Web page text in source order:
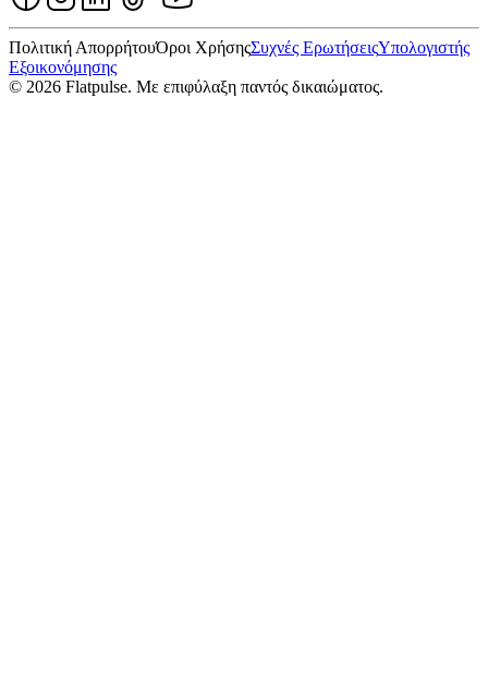
Πολιτική ΑπορρήτουΌροι ΧρήσηςΣυχνές ΕρωτήσειςΥπολογιστής
Εξοικονόμησης
© 2026 Flatpulse. Με επιφύλαξη παντός δικαιώματος.